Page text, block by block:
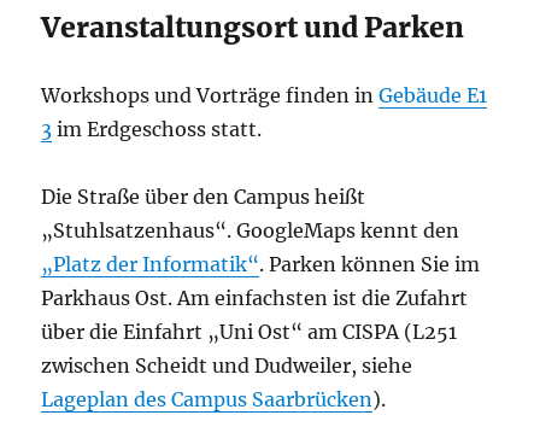
Veranstaltungsort und Parken
Workshops und Vorträge finden inGebäude E1
3 im Erdgeschoss statt.
Die Straße über den Campus heißt
„Stuhlsatzenhaus“. GoogleMaps kennt den
„Platz der Informatik“. Parken können Sie im
Parkhaus Ost. Am einfachsten ist die Zufahrt
über die Einfahrt „Uni Ost“ am CISPA (L251
zwischen Scheidt und Dudweiler, siehe
Lageplan des Campus Saarbrücken).